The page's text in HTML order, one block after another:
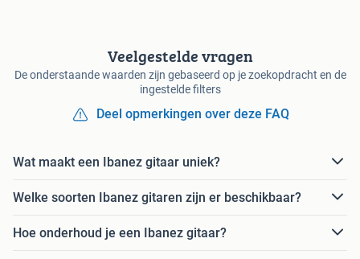
Veelgestelde vragen
De onderstaande waarden zijn gebaseerd op je zoekopdracht en de
ingestelde filters
Deel opmerkingen over deze FAQ
Wat maakt een Ibanez gitaar uniek?
Welke soorten Ibanez gitaren zijn er beschikbaar?
Hoe onderhoud je een Ibanez gitaar?